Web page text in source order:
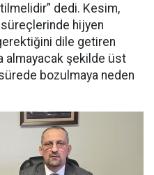
dedi. Kesim,
hijyen
dile getiren
almayacak şekilde üst
bozulmaya neden